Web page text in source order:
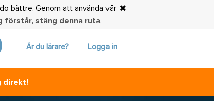
bättre. Genom att använda vår
förstår, stäng denna ruta.
Är du lärare? Logga in
direkt!